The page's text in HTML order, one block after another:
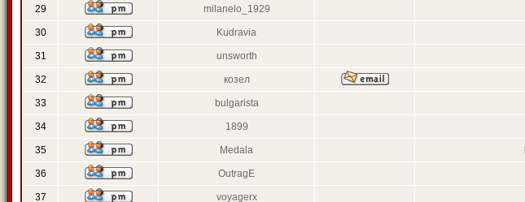
29 milanelo_1929
30 Kudravia
31 unsworth
32 козел
33 bulgarista
34 1899
35 Medala
36 OutragE
37 voyagerx